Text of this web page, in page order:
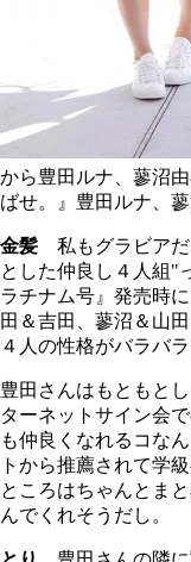
から豊田ルナ、蓼沼
ばせ。』豊田ルナ、
金髪 私もグラビアだ
とした仲良し４人組"
ラチナム号』発売時
田＆吉田、蓼沼＆山
４人の性格がバラバラ
豊田さんはもともと
ターネットサイン会
も仲良くなれるコな
トから推薦されて学
ところはちゃんとま
んでくれそうだし。